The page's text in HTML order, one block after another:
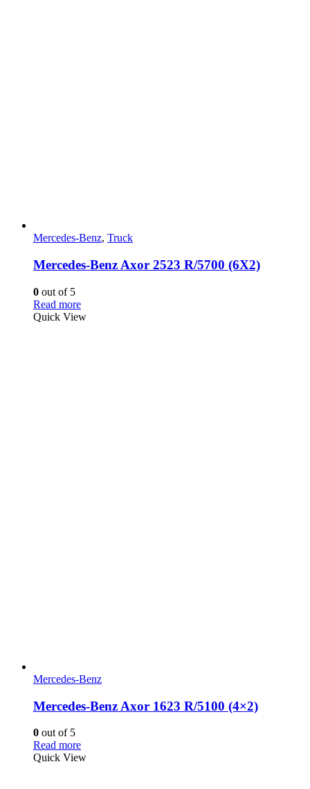
Mercedes-Benz, Truck
Mercedes-Benz Axor 2523 R/5700 (6X2)
0 out of 5
Read more
Quick View
Mercedes-Benz
Mercedes-Benz Axor 1623 R/5100 (4×2)
0 out of 5
Read more
Quick View